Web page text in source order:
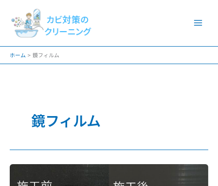
ホーム 鏡フィルム
鏡フィルム